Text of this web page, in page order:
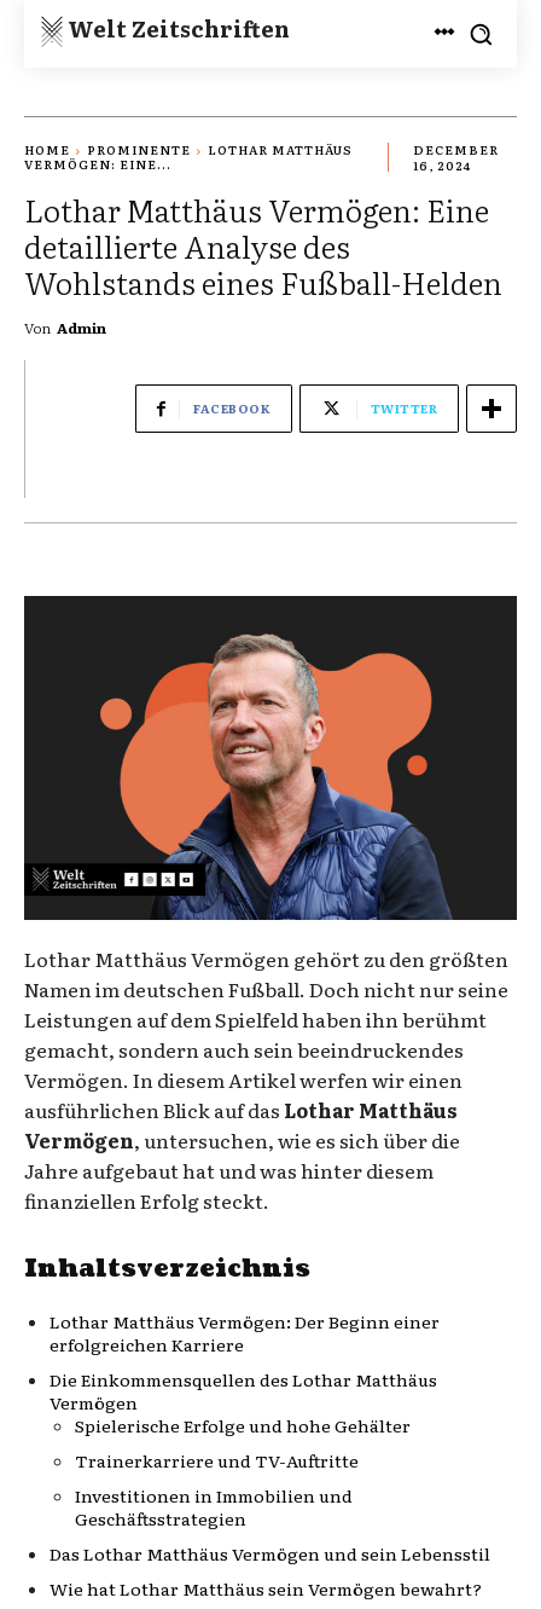
Welt Zeitschriften
HOME PROMINENTE
LOTHAR MATTHÄUS
VERMÖGEN: EINE...
DECEMBER
16, 2024
Lothar Matthäus Vermögen: Eine
detaillierte Analyse des
Wohlstands eines Fußball-Helden
Von Admin
FACEBOOK TWITTER
Lothar Matthäus Vermögen gehört zu den größten
Namen im deutschen Fußball. Doch nicht nur seine
Leistungen auf dem Spielfeld haben ihn berühmt
gemacht, sondern auch sein beeindruckendes
Vermögen. In diesem Artikel werfen wir einen
ausführlichen Blick auf das Lothar Matthäus
Vermögen, untersuchen, wie es sich über die
Jahre aufgebaut hat und was hinter diesem
finanziellen Erfolg steckt.
Inhaltsverzeichnis
Lothar Matthäus Vermögen: Der Beginn einer
erfolgreichen Karriere
Die Einkommensquellen des Lothar Matthäus
Vermögen
Spielerische Erfolge und hohe Gehälter
Trainerkarriere und TV-Auftritte
Investitionen in Immobilien und
Geschäftsstrategien
Das Lothar Matthäus Vermögen und sein Lebensstil
Wie hat Lothar Matthäus sein Vermögen bewahrt?